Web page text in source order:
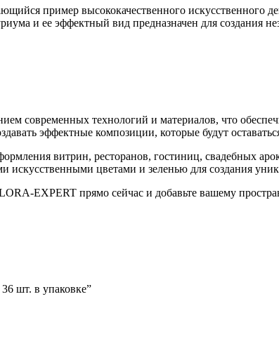
пример высококачественного искусственного
и ее эффектный вид предназначен для
современных технологий и материалов, что
эффектные композиции, которые будут
витрин, ресторанов, гостиниц, свадебных
искусственными цветами и зеленью для создания
EXPERT прямо сейчас и добавьте вашему
шт. в упаковке”